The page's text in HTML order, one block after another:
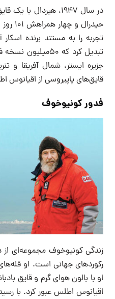
در سال ۱۹۴۷، هیردال
تبدیل کرد که
جزیره ایستر، شمال آفریقا و
قایق‌های پاپیروسی از اقیانوس
فدور کونیوخوف
زندگی کونیوخوف مجموعه‌ای از
رکوردهای جهانی است. او
او با بالون هوای گرم و قایق
اقیانوس اطلس عبور کرد. با